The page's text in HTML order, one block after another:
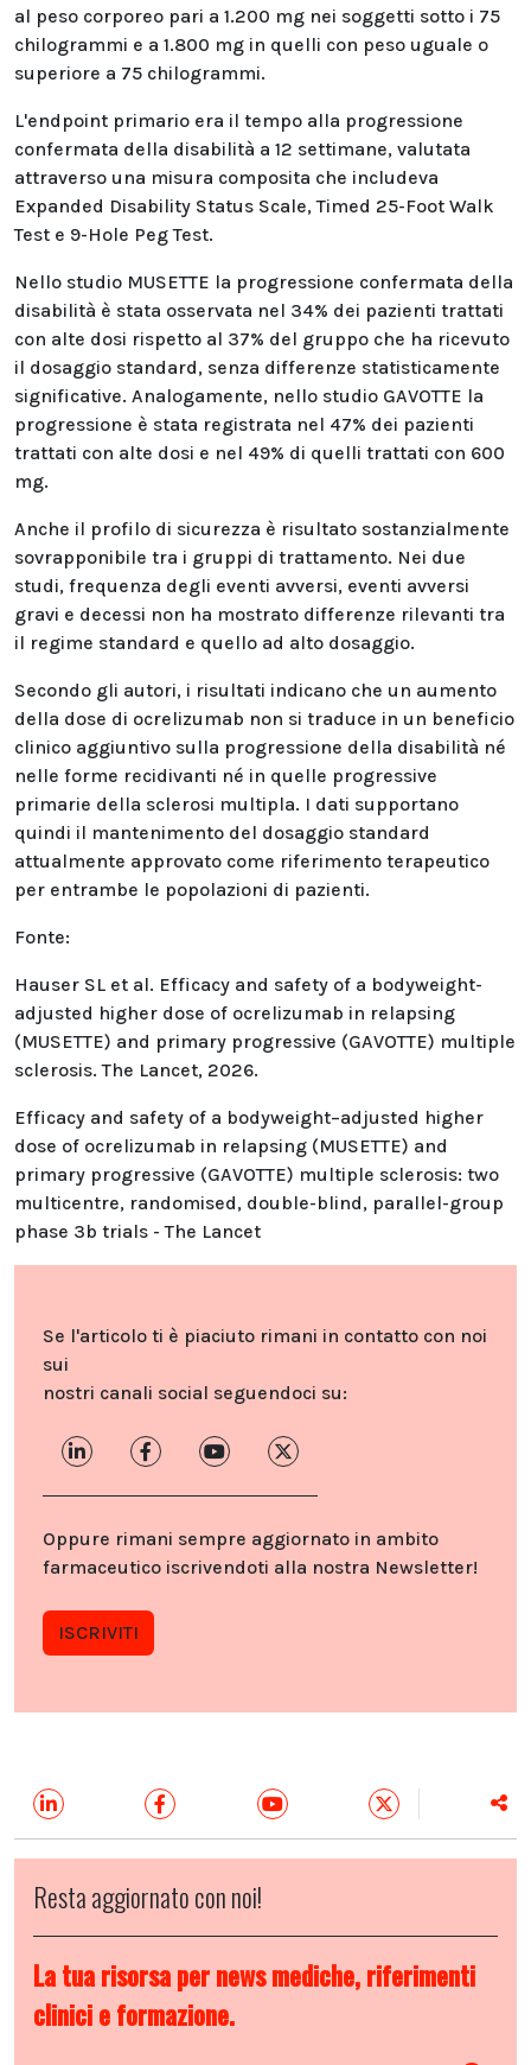
al peso corporeo pari a 1.200 mg nei soggetti sotto i 75
chilogrammi e a 1.800 mg in quelli con peso uguale o
superiore a 75 chilogrammi.
L'endpoint primario era il tempo alla progressione
confermata della disabilità a 12 settimane, valutata
attraverso una misura composita che includeva
Expanded Disability Status Scale, Timed 25-Foot Walk
Test e 9-Hole Peg Test.
Nello studio MUSETTE la progressione confermata della
disabilità è stata osservata nel 34% dei pazienti trattati
con alte dosi rispetto al 37% del gruppo che ha ricevuto
il dosaggio standard, senza differenze statisticamente
significative. Analogamente, nello studio GAVOTTE la
progressione è stata registrata nel 47% dei pazienti
trattati con alte dosi e nel 49% di quelli trattati con 600
mg.
Anche il profilo di sicurezza è risultato sostanzialmente
sovrapponibile tra i gruppi di trattamento. Nei due
studi, frequenza degli eventi avversi, eventi avversi
gravi e decessi non ha mostrato differenze rilevanti tra
il regime standard e quello ad alto dosaggio.
Secondo gli autori, i risultati indicano che un aumento
della dose di ocrelizumab non si traduce in un beneficio
clinico aggiuntivo sulla progressione della disabilità né
nelle forme recidivanti né in quelle progressive
primarie della sclerosi multipla. I dati supportano
quindi il mantenimento del dosaggio standard
attualmente approvato come riferimento terapeutico
per entrambe le popolazioni di pazienti.
Fonte:
Hauser SL et al. Efficacy and safety of a bodyweight-
adjusted higher dose of ocrelizumab in relapsing
(MUSETTE) and primary progressive (GAVOTTE) multiple
sclerosis. The Lancet, 2026.
Efficacy and safety of a bodyweight–adjusted higher
dose of ocrelizumab in relapsing (MUSETTE) and
primary progressive (GAVOTTE) multiple sclerosis: two
multicentre, randomised, double-blind, parallel-group
phase 3b trials - The Lancet
Se l'articolo ti è piaciuto rimani in contatto con noi
sui
nostri canali social seguendoci su:
Oppure rimani sempre aggiornato in ambito
farmaceutico iscrivendoti alla nostra Newsletter!
ISCRIVITI
Resta aggiornato con noi!
La tua risorsa per news mediche, riferimenti
clinici e formazione.